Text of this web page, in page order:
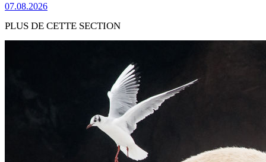
07.08.2026
PLUS DE CETTE SECTION